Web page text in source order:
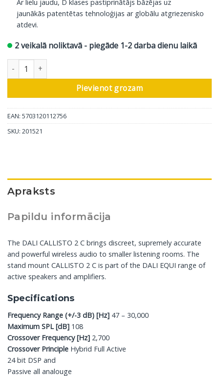
Ar lielu jaudu, D klases pastiprinātājs bāzējas uz
jaunākās patentētas tehnoloģijas ar globālu atgriezenisko
atdevi.
2 veikalā noliktavā - piegāde 1-2 darba dienu laikā
DALI aktīvais plaukta skaļrunis Callisto 2 C, ēnaini melns, 1 gab
Pievienot grozam
EAN: 5703120112756
SKU: 201521
Apraksts
Papildu informācija
The DALI CALLISTO 2 C brings discreet, supremely accurate
and powerful wireless audio to smaller listening rooms. The
stand mount CALLISTO 2 C is part of the DALI EQUI range of
active speakers and amplifiers.
Specifications
Frequency Range (+/-3 dB) [Hz] 47 – 30,000
Maximum SPL [dB] 108
Crossover Frequency [Hz] 2,700
Crossover Principle Hybrid Full Active
24 bit DSP and
Passive all analouge